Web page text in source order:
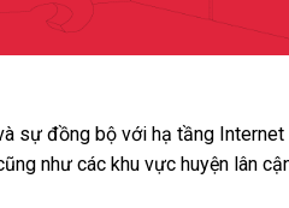
sự đồng bộ với hạ tầng
như các khu vực huyện lân